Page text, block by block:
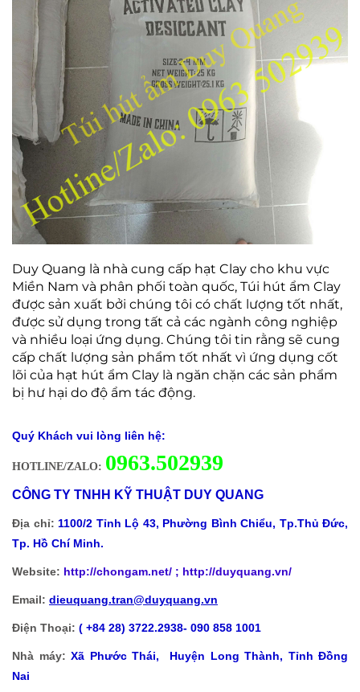
Duy Quang là nhà cung cấp hạt Clay cho khu vực
Miền Nam và phân phối toàn quốc, Túi hút ẩm Clay
được sản xuất bởi chúng tôi có chất lượng tốt nhất,
được sử dụng trong tất cả các ngành công nghiệp
và nhiều loại ứng dụng. Chúng tôi tin rằng sẽ cung
cấp chất lượng sản phẩm tốt nhất vì ứng dụng cốt
lõi của hạt hút ẩm Clay là ngăn chặn các sản phẩm
bị hư hại do độ ẩm tác động.
Quý Khách vui lòng liên hệ:
HOTLINE/ZALO: 0963.502939
CÔNG TY TNHH KỸ THUẬT DUY QUANG
Địa chỉ: 1100/2 Tỉnh Lộ 43, Phường Bình Chiểu, Tp.Thủ Đức,
Tp. Hồ Chí Minh.
Website: http://chongam.net/ ; http://duyquang.vn/
Email: dieuquang.tran@duyquang.vn
Điện Thoại: ( +84 28) 3722.2938- 090 858 1001
Nhà máy: Xã Phước Thái, Huyện Long Thành, Tỉnh Đồng
Nai